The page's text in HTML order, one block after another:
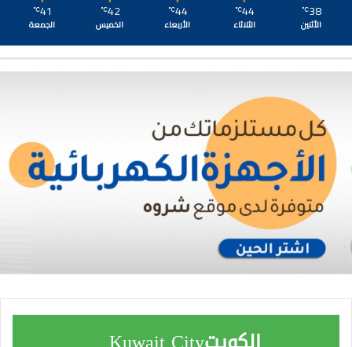
38
℃
الأثنين
44
℃
الثلاثاء
44
℃
الأربعاء
42
℃
الخميس
41
℃
الجمعة